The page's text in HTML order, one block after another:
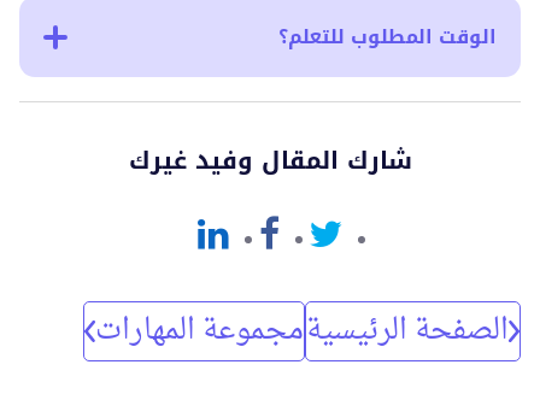
الوقت المطلوب للتعلم؟
شارك المقال وفيد غيرك
الصفحة الرئيسيةمجموعة المهارات